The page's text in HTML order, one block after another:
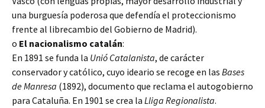
una burguesía poderosa que defendía el proteccionismo
frente al librecambio del Gobierno de Madrid).
o El nacionalismo catalán:
En 1891 se funda la Unió Catalanista, de carácter
conservador y católico, cuyo ideario se recoge en las Bases
de Manresa (1892), documento que reclama el autogobierno
para Cataluña. En 1901 se crea la Lliga Regionalista.